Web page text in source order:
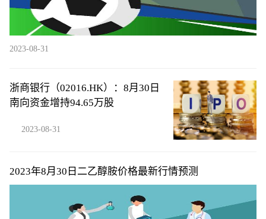
2023-08-31
浙商银行（02016.HK）：8月30日
南向资金增持94.65万股
2023-08-31
2023年8月30日二乙醇胺价格最新行情预测